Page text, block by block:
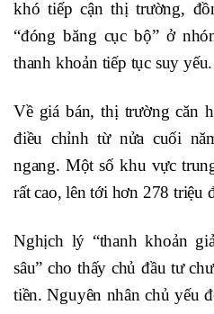
khó tiếp cận thị trường,
“đóng băng cục bộ” ở
thanh khoản tiếp tục suy yếu.
Về giá bán, thị trường căn
điều chỉnh từ nửa cuối
ngang. Một số khu vực
rất cao, lên tới hơn 278 triệu
Nghịch lý “thanh khoản
sâu” cho thấy chủ đầu tư
tiền. Nguyên nhân chủ yếu